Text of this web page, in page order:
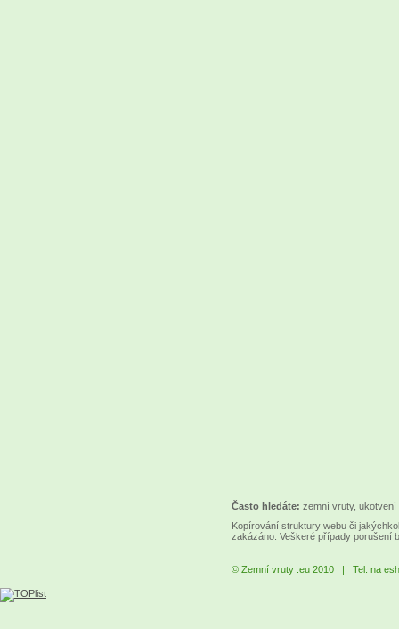
Často hledáte: zemní vruty, ukotvení
Kopírování struktury webu či
zakázáno. Veškeré případy porušení
© Zemní vruty .eu 2010 | Tel. na